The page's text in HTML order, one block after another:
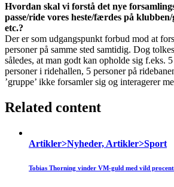
Hvordan skal vi forstå det nye
passe/ride vores heste/færdes på
etc.?
Der er som udgangspunkt forbud mod at
personer på samme sted samtidig. Dog
således, at man godt kan opholde sig f.eks.
personer i ridehallen, 5 personer på
’gruppe’ ikke forsamler sig og interagerer
Related content
Artikler>Nyheder, Artikler>Sport
Tobias Thorning vinder VM-guld med vild